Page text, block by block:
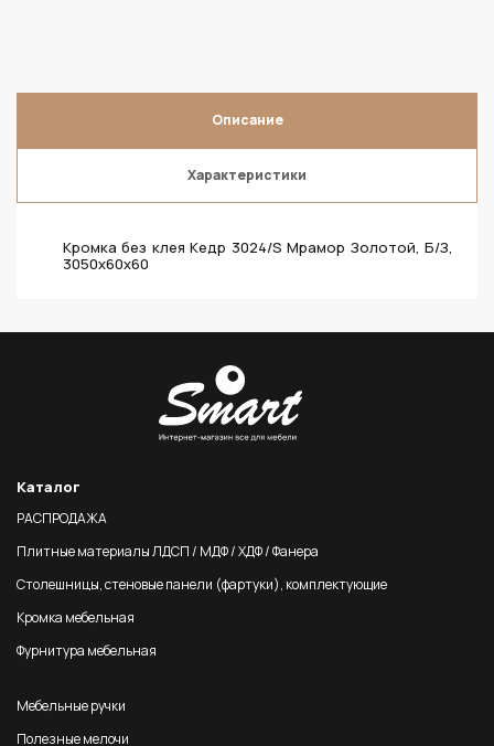
Описание
Характеристики
Кромка без клея Кедр 3024/S Мрамор Золотой, Б/З,
3050х60х60
Каталог
РАСПРОДАЖА
Плитные материалы ЛДСП / МДФ / ХДФ / Фанера
Столешницы, стеновые панели (фартуки), комплектующие
Кромка мебельная
Фурнитура мебельная
Мебельные ручки
Полезные мелочи